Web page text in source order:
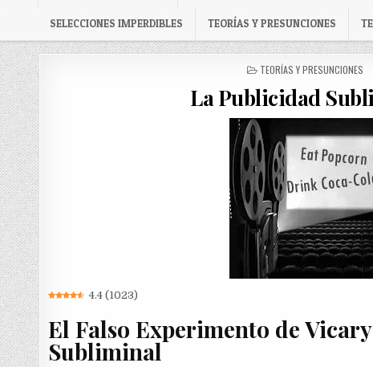
SELECCIONES IMPERDIBLES TEORÍAS Y PRESUNCIONES
POSTED
TEORÍAS Y PRESUNCIONES
La Publicidad
4.4 (1023)
El Falso Experimento de
Subliminal